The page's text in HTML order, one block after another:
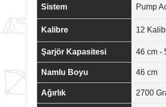
Sistem Pump
Kalibre 12
Şarjör Kapasitesi
46 cm -
Namlu Boyu 46 cm
Ağırlık 2700